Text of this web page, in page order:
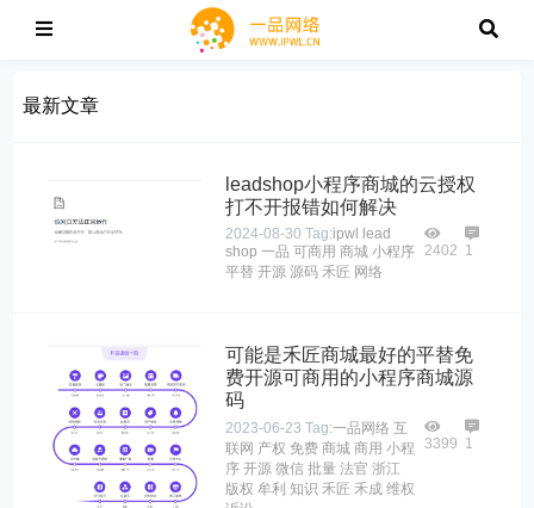
最新文章
leadshop小程序商城的云授权
打不开报错如何解决
2024-08-30 Tag:ipwl
lead
shop 一品 可商用 商城 小程序
平替 开源 源码 禾匠 网络
2402 1
可能是禾匠商城最好的平替免
费开源可商用的小程序商城源
码
2023-06-23 Tag:一品网络 互
联网 产权 免费 商城 商用 小程
序 开源 微信 批量 法官 浙江
版权 牟利 知识 禾匠 禾成 维权
3399 1